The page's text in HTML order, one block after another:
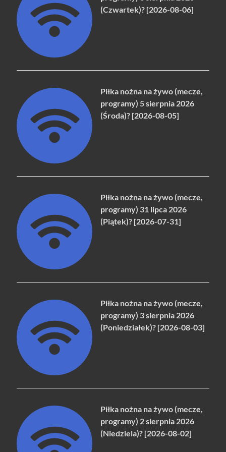
(Czwartek)? [2026-08-06]
Piłka nożna na żywo (mecze,
programy) 5 sierpnia 2026
(Środa)? [2026-08-05]
Piłka nożna na żywo (mecze,
programy) 31 lipca 2026
(Piątek)? [2026-07-31]
Piłka nożna na żywo (mecze,
programy) 3 sierpnia 2026
(Poniedziałek)? [2026-08-03]
Piłka nożna na żywo (mecze,
programy) 2 sierpnia 2026
(Niedziela)? [2026-08-02]